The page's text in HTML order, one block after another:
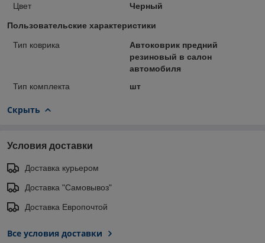
Цвет
Черный
Пользовательские характеристики
Тип коврика
Автоковрик предний
резиновый в салон
автомобиля
Тип комплекта
шт
Скрыть
Условия доставки
Доставка курьером
Доставка "Самовывоз"
Доставка Европочтой
Все условия доставки